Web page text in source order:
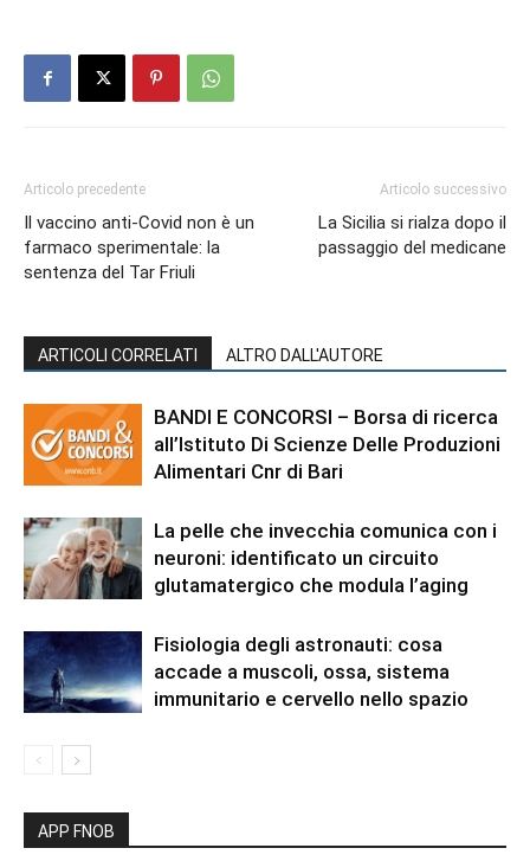
Articolo precedente
Il vaccino anti-Covid non è un
farmaco sperimentale: la
sentenza del Tar Friuli
Articolo successivo
La Sicilia si rialza dopo il
passaggio del medicane
ARTICOLI CORRELATI ALTRO DALL'AUTORE
BANDI E CONCORSI – Borsa di ricerca
all’Istituto Di Scienze Delle Produzioni
Alimentari Cnr di Bari
La pelle che invecchia comunica con i
neuroni: identificato un circuito
glutamatergico che modula l’aging
Fisiologia degli astronauti: cosa
accade a muscoli, ossa, sistema
immunitario e cervello nello spazio
APP FNOB